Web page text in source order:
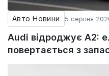
Авто Новини 5 серпня
Audi відроджує A2:
повертається з